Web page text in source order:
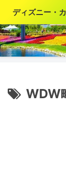
ウォル
WDW
ディズニー・